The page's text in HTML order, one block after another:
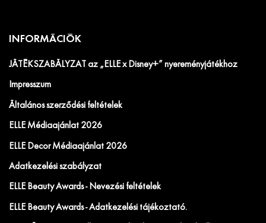
INFORMÁCIÓK
JÁTÉKSZABÁLYZAT az „ELLE x Disney+” nyereményjátékhoz
Impresszum
Általános szerződési feltételek
ELLE Médiaajánlat 2026
ELLE Decor Médiaajánlat 2026
Adatkezelési szabályzat
ELLE Beauty Awards - Nevezési feltételek
ELLE Beauty Awards - Adatkezelési tájékoztató.